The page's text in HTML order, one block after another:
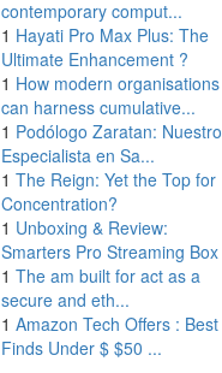
contemporary comput...
1 Hayati Pro Max Plus: The
Ultimate Enhancement ?
1 How modern organisations
can harness cumulative...
1 Podólogo Zaratan: Nuestro
Especialista en Sa...
1 The Reign: Yet the Top for
Concentration?
1 Unboxing & Review:
Smarters Pro Streaming Box
1 The am built for act as a
secure and eth...
1 Amazon Tech Offers : Best
Finds Under $ $50 ...